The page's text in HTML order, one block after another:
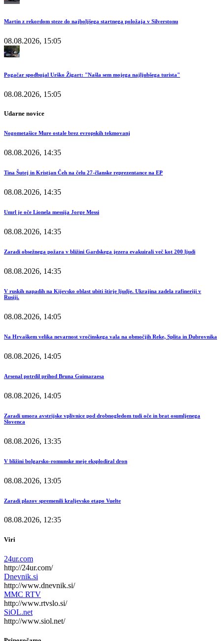
Martin z rekordom steze do najboljšega startnega položaja v Silverstonu
08.08.2026, 15:05
Pogačar spodbujal Urško Žigart: "Našla sem mojega najljubšega turista"
08.08.2026, 15:05
Udarne novice
Nogometašice Mure ostale brez evropskih tekmovanj
08.08.2026, 14:35
Tina Šutej in Kristjan Čeh na čelu 27-članske reprezentance na EP
08.08.2026, 14:35
Umrl je oče Lionela messija Jorge Messi
08.08.2026, 14:35
Zaradi obsežnega požara v bližini Gardskega jezera evakuirali več kot 200 ljudi
08.08.2026, 14:35
V ruskih napadih na Kijevsko oblast ubiti štirje ljudje. Ukrajina zadela rafineriji v
Rusiji.
08.08.2026, 14:05
Na Hrvaškem velika nevarnost vročinskega vala na območjih Reke, Splita in Dubrovnika
08.08.2026, 14:05
Arsenal potrdil prihod Bruna Guimaraesa
08.08.2026, 14:05
Zaradi umora avstrijske vplivnice pod drobnogledom tudi oče in brat osumljenega
Slovenca
08.08.2026, 13:35
V bližini bolgarsko-romunske meje eksplodiral dron
08.08.2026, 13:05
Zaradi plazov spremenili kraljevsko etapo Vuelte
08.08.2026, 12:35
Viri
24ur.com
http://24ur.com/
Dnevnik.si
http://www.dnevnik.si/
MMC RTV
http://www.rtvslo.si/
SiOL.net
http://www.siol.net/